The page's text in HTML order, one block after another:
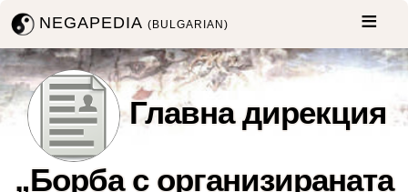
NEGAPEDIA(BULGARIAN)
Главна дирекция
„Борба с организираната